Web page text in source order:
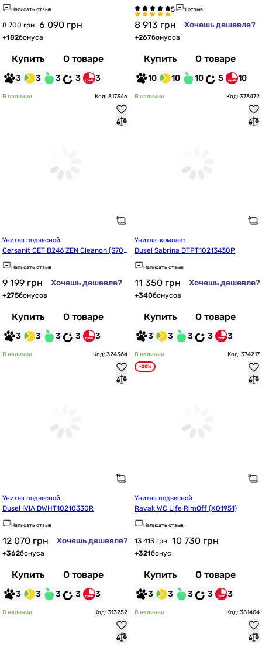
Написать отзыв
8 700 грн 6 090 грн
+182бонуса
Купить О товаре
3 3 3 3 3
1 отзыв
8 913 грн Хочешь дешевле?
+267бонусов
Купить О товаре
10 10 10 5 10
В наличии Код: 317346
Cersanit СЕТ B246 ZEN Cleanon (S701
-428/SZCZ1002486324)
Написать отзыв
9 199 грн Хочешь дешевле?
+275бонусов
Купить О товаре
3 3 3 3 3
В наличии Код: 373472
Dusel Sabrina DTPT10213430P
Написать отзыв
11 350 грн Хочешь дешевле?
+340бонусов
Купить О товаре
3 3 3 3 3
В наличии Код: 324564
Dusel IVIA DWHT10210330R
Написать отзыв
12 070 грн Хочешь дешевле?
+362бонуса
Купить О товаре
3 3 3 3 3
В наличии Код: 374217
-20%
Ravak WC Life RimOff (X01951)
Написать отзыв
13 413 грн 10 730 грн
+321бонус
Купить О товаре
3 3 3 3 3
В наличии Код: 313252 В наличии Код: 381404